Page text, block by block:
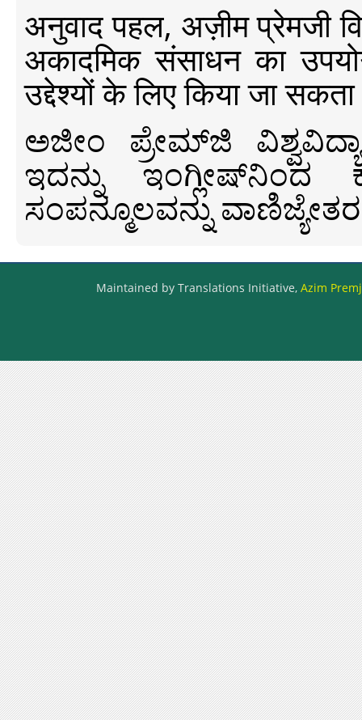
अनुवाद पहल, अज़ीम प्रेमजी
अकादमिक संसाधन का
उद्देश्यों के लिए किया जा
ಅಜೀಂ ಪ್ರೇಮ್‍ಜಿ
ಇದನ್ನು ಇಂಗ್ಲೀಷ್‍ನಿಂದ
ಸಂಪನ್ಮೂಲವನ್ನು
Maintained by Translations Initiative, Azim